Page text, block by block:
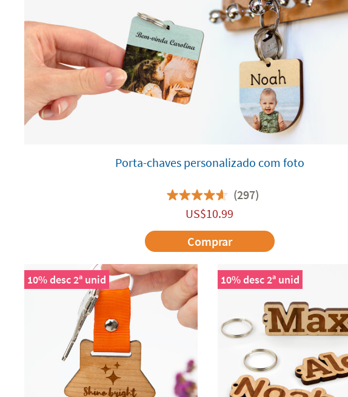
Porta-chaves personalizado com foto
(297)
US$10.99
Comprar
10% desc 2ª unid 10% desc 2ª unid